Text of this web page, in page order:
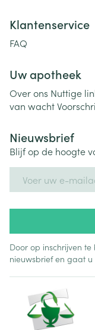
Klantenservice
FAQ
Uw apotheek
Over ons Nuttige
van wacht
Nieuwsbrief
Blijf op de hoogte
Door op inschrijven te
nieuwsbrief en gaat